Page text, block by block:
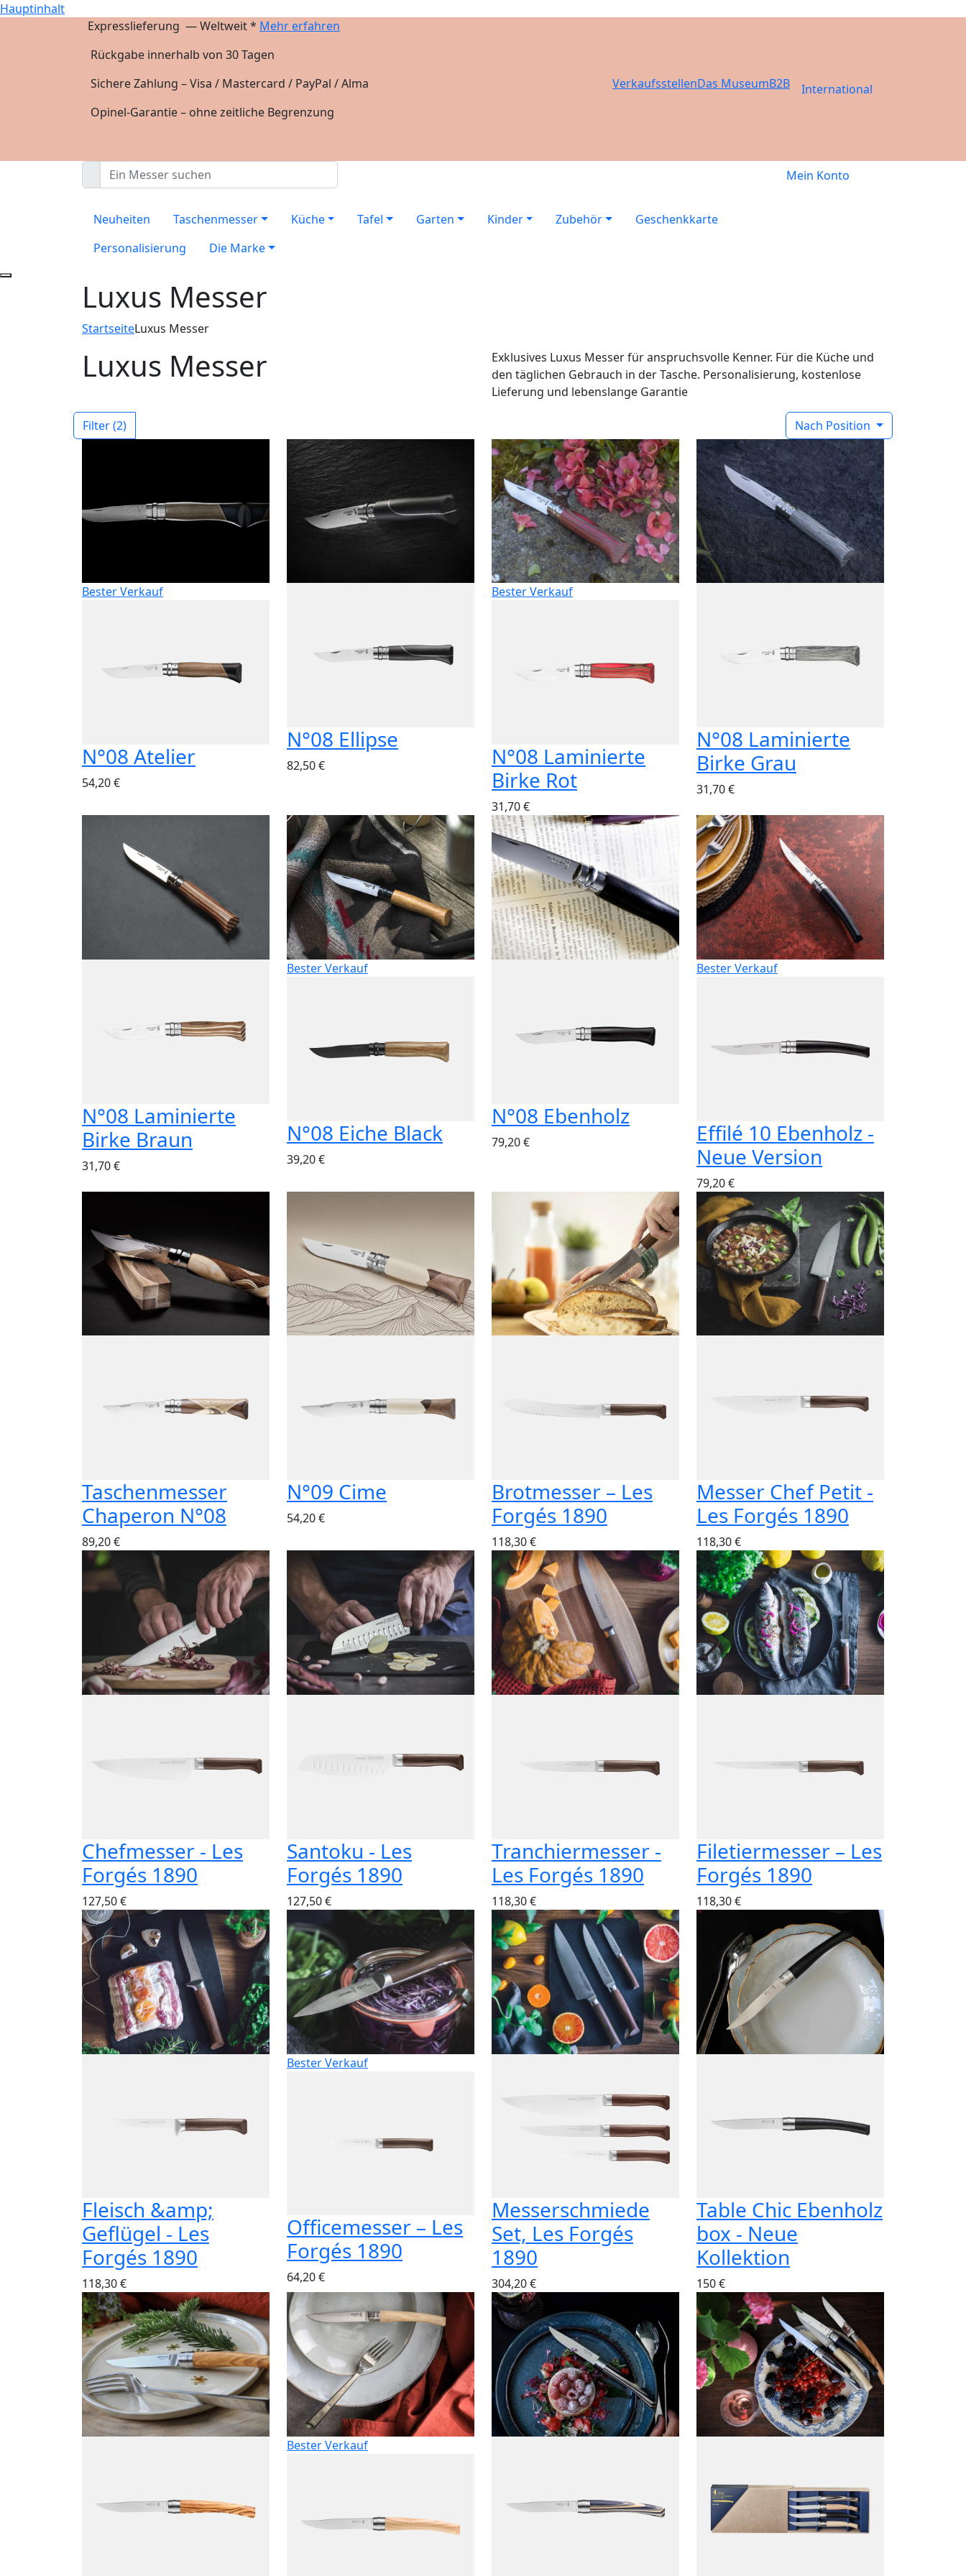
Hauptinhalt
Expresslieferung — Weltweit * Mehr erfahren
Rückgabe innerhalb von 30 Tagen
Sichere Zahlung – Visa / Mastercard / PayPal / Alma
Opinel-Garantie – ohne zeitliche Begrenzung
VerkaufsstellenDas MuseumB2B International
Mein Konto
Neuheiten Taschenmesser Küche Tafel Garten Kinder Zubehör
Geschenkkarte
Personalisierung
Die Marke
Luxus Messer
StartseiteLuxus Messer
Luxus Messer
Exklusives Luxus Messer für anspruchsvolle Kenner. Für die Küche und
den täglichen Gebrauch in der Tasche. Personalisierung, kostenlose
Lieferung und lebenslange Garantie
Filter(2) Nach Position
Bester Verkauf
N°08 Atelier
54,20 €
N°08 Ellipse
82,50 €
Bester Verkauf
N°08 Laminierte
Birke Rot
31,70 €
N°08 Laminierte
Birke Grau
31,70 €
N°08 Laminierte
Birke Braun
31,70 €
Bester Verkauf
N°08 Eiche Black
39,20 €
N°08 Ebenholz
79,20 €
Bester Verkauf
Effilé 10 Ebenholz -
Neue Version
79,20 €
Taschenmesser
Chaperon N°08
89,20 €
N°09 Cime
54,20 €
Brotmesser – Les
Forgés 1890
118,30 €
Messer Chef Petit -
Les Forgés 1890
118,30 €
Chefmesser - Les
Forgés 1890
127,50 €
Santoku - Les
Forgés 1890
127,50 €
Tranchiermesser -
Les Forgés 1890
118,30 €
Filetiermesser – Les
Forgés 1890
118,30 €
Fleisch &amp;
Geflügel - Les
Forgés 1890
118,30 €
Bester Verkauf
Officemesser – Les
Forgés 1890
64,20 €
Messerschmiede
Set, Les Forgés
1890
304,20 €
Table Chic Ebenholz
box - Neue
Kollektion
150 €
Bester Verkauf